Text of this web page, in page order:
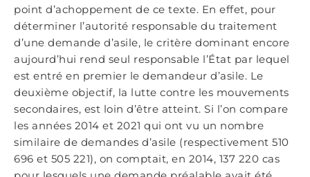
point d’achoppement de ce texte. En effet, pour
déterminer l’autorité responsable du traitement
d’une demande d’asile, le critère dominant encore
aujourd’hui rend seul responsable l’État par lequel
est entré en premier le demandeur d’asile. Le
deuxième objectif, la lutte contre les mouvements
secondaires, est loin d’être atteint. Si l’on compare
les années 2014 et 2021 qui ont vu un nombre
similaire de demandes d’asile (respectivement 510
696 et 505 221), on comptait, en 2014, 137 220 cas